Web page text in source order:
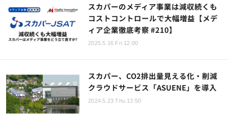
スカパーのメディア事業は減収続くも
コストコントロールで大幅増益【メデ
ィア企業徹底考察 #210】
2025.5.16 Fri 12:00
スカパー、CO2排出量見える化・削減
クラウドサービス「ASUENE」を導入
2024.5.23 Thu 13:50